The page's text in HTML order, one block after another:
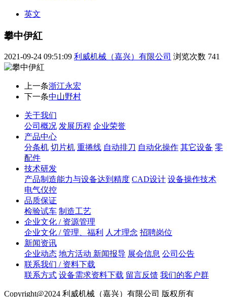
英文
攀中伊紅
2021-09-24 09:51:09 利威机械（嘉兴）有限公司 浏览次数 741
上一条浙江永宏
下一条中山野村
关于我们
公司概况 发展历程 企业荣誉
产品中心
分条机 切片机 重捲线 自动排刀 自动化操作 其它设备 零
配件
技术研发
产品制造能力与设备达到精度 CAD设计 设备操作技术
电气仪控
品质保证
检验试车 制造工艺
企业文化 / 资源管理
企业文化 / 管理、福利
人才理念 招聘岗位
新闻资讯
企业动态 地方活动 新闻报导 展会信息 公司公告
联系我们 / 资料下载
联系方式 设备需求资料下载 留言反馈 我们的客户群
Copyright@2024 利威机械（嘉兴）有限公司 版权所有